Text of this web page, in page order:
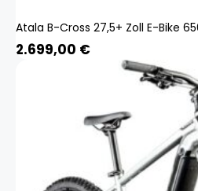
2.699,00 €